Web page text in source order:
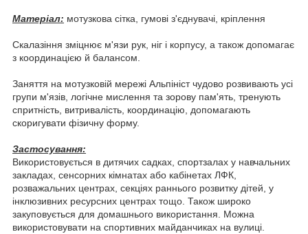
Матеріал: мотузкова сітка, гумові з'єднувачі, кріплення
Скалазіння зміцнює м'язи рук, ніг і корпусу, а також допомагає
з координацією й балансом.
Заняття на мотузковій мережі Альпініст чудово розвивають усі
групи м'язів, логічне мислення та зорову пам'ять, тренують
спритність, витривалість, координацію, допомагають
скоригувати фізичну форму.
Застосування:
Використовується в дитячих садках, спортзалах у навчальних
закладах, сенсорних кімнатах або кабінетах ЛФК,
розважальних центрах, секціях раннього розвитку дітей, у
інклюзивних ресурсних центрах тощо. Також широко
закуповується для домашнього використання. Можна
використовувати на спортивних майданчиках на вулиці.